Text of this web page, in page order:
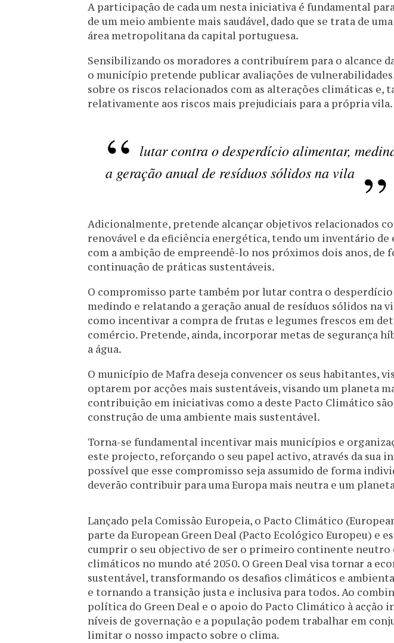
A participação de cada um nesta iniciativa é fundamental
de um meio ambiente mais saudável, dado que se trata de
área metropolitana da capital portuguesa.
Sensibilizando os moradores a contribuírem para o alcance
o município pretende publicar avaliações de
sobre os riscos relacionados com as alterações climáticas e,
relativamente aos riscos mais prejudiciais para a própria vila.
lutar contra o desperdício alimentar,
a geração anual de resíduos sólidos na vila
Adicionalmente, pretende alcançar objetivos relacionados
renovável e da eficiência energética, tendo um inventário de
com a ambição de empreendê-lo nos próximos dois anos, de
continuação de práticas sustentáveis.
O compromisso parte também por lutar contra o
medindo e relatando a geração anual de resíduos sólidos na
como incentivar a compra de frutas e legumes frescos em
comércio. Pretende, ainda, incorporar metas de segurança
a água.
O município de Mafra deseja convencer os seus habitantes,
optarem por acções mais sustentáveis, visando um planeta
contribuição em iniciativas como a deste Pacto Climático
construção de uma ambiente mais sustentável.
Torna-se fundamental incentivar mais municípios e
este projecto, reforçando o seu papel activo, através da sua
possível que esse compromisso seja assumido de forma
deverão contribuir para uma Europa mais neutra e um
Lançado pela Comissão Europeia, o Pacto Climático
parte da European Green Deal (Pacto Ecológico Europeu) e
cumprir o seu objectivo de ser o primeiro continente neutro
climáticos no mundo até 2050. O Green Deal visa tornar a
sustentável, transformando os desafios climáticos e
e tornando a transição justa e inclusiva para todos. Ao
política do Green Deal e o apoio do Pacto Climático à acção
níveis de governação e a população podem trabalhar em
limitar o nosso impacto sobre o clima.